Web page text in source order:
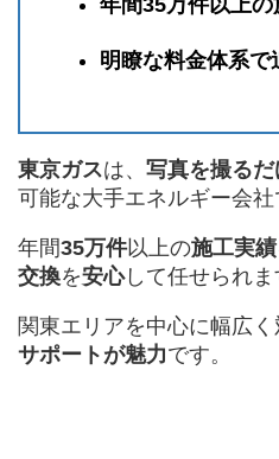
明瞭な料金体系で
東京ガスは、 写真を撮る
可能な大手エネルギー会社
年間35万件以上の施工実績
交換を安心して任せられま
関東エリアを中心に幅広く
サポートが魅力です。